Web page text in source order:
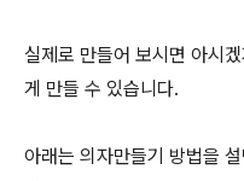
실제로 만들어 보시면 아시
게 만들 수 있습니다.
아래는 의자만들기 방법을